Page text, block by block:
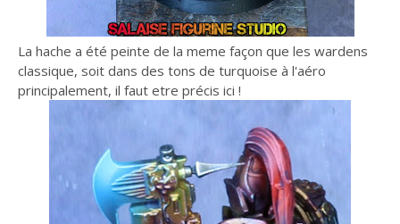
La hache a été peinte de la meme façon que les wardens
classique, soit dans des tons de turquoise à l'aéro
principalement, il faut etre précis ici !